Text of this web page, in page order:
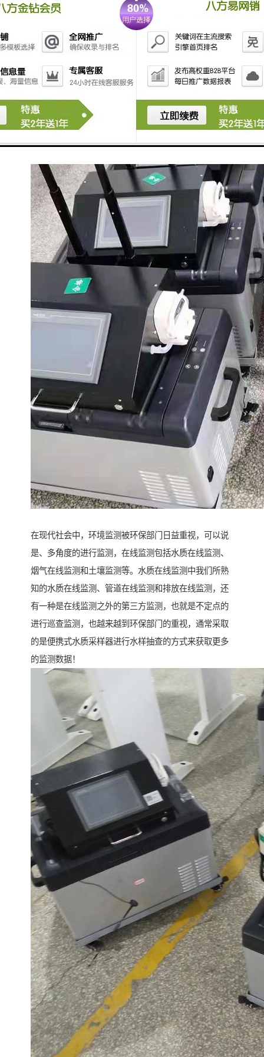
7）防溢功能：用户可设置留样瓶数量，完成设定瓶数的
8）水样冷藏功能：采用制冷装置，可使留存的水样保存
在现代社会中，环境监测被环保部门日益重视，可以说
是、多角度的进行监测，在线监测包括水质在线监测、
烟气在线监测和土壤监测等。水质在线监测中我们所熟
知的水质在线监测、管道在线监测和排放在线监测，还
有一种是在线监测之外的第三方监测，也就是不定点的
进行巡查监测，也越来越到环保部门的重视，通常采取
的是便携式水质采样器进行水样抽查的方式来获取更多
的监测数据！